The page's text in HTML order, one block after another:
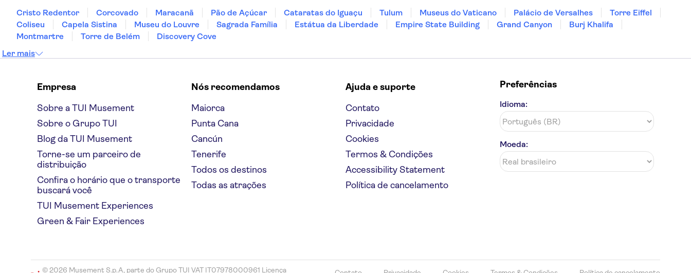
Cristo Redentor Corcovado Maracanã Pão de Açúcar Cataratas do Iguaçu Tulum Museus do Vaticano Palácio de Versalhes
Torre Eiffel
Coliseu
Capela Sistina Museu do Louvre Sagrada Família Estátua da Liberdade Empire State Building Grand Canyon
Burj Khalifa
Montmartre
Torre de Belém
Discovery Cove
Ler mais
Empresa
Sobre a TUI Musement
Sobre o Grupo TUI
Blog da TUI Musement
Torne-se um parceiro de
distribuição
Confira o horário que o transporte
buscará você
TUI Musement Experiences
Green & Fair Experiences
Nós recomendamos
Maiorca
Punta Cana
Cancún
Tenerife
Todos os destinos
Todas as atrações
Ajuda e suporte
Contato
Privacidade
Cookies
Termos & Condições
Accessibility Statement
Política de cancelamento
Preferências
Idioma:
Moeda:
© 2026 Musement S.p.A, parte do Grupo TUI VAT IT07978000961 Licença